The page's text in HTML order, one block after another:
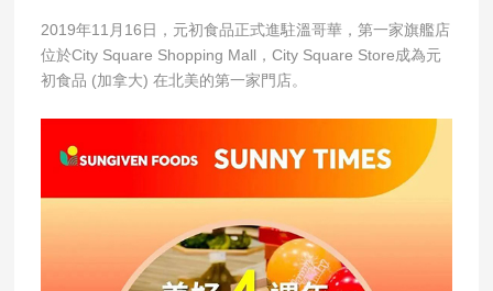
2019年11月16日，元初食品正式進駐溫哥華，第一家旗艦店
位於City Square Shopping Mall，City Square Store成為元
初食品 (加拿大) 在北美的第一家門店。